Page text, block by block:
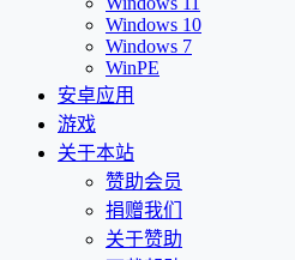
Windows 10
Windows 7
WinPE
安卓应用
游戏
关于本站
赞助会员
捐赠我们
关于赞助